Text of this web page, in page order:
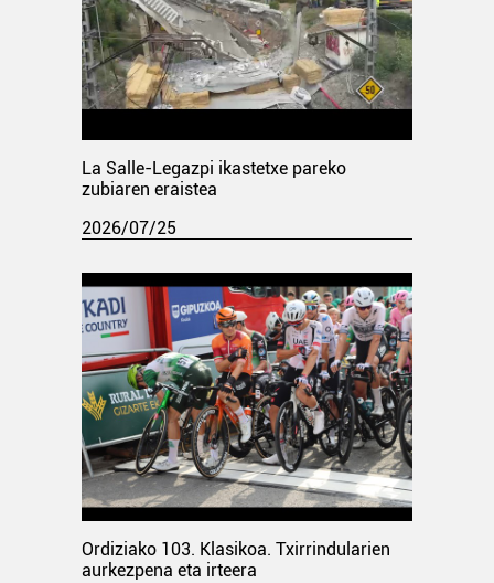
La Salle-Legazpi ikastetxe pareko
zubiaren eraistea
2026/07/25
Ordiziako 103. Klasikoa. Txirrindularien
aurkezpena eta irteera